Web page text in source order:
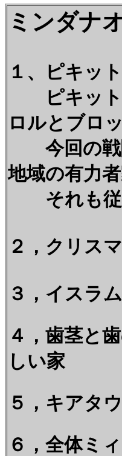
ミンダナ
１、ピキッ
ピキット
ロルとブロ
今回の戦
地域の有力者
それも従
２，クリス
３，イスラ
４，歯茎と
しい家
５，キアタ
６，全体ミ